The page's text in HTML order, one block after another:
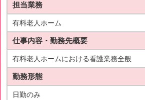
担当業務
有料老人ホーム
仕事内容・勤務先概要
有料老人ホームにおける看護業務全般
勤務形態
日勤のみ